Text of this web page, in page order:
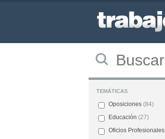
TEMÁTICAS
Oposiciones (84)
Educación (27)
Oficios Profesionales